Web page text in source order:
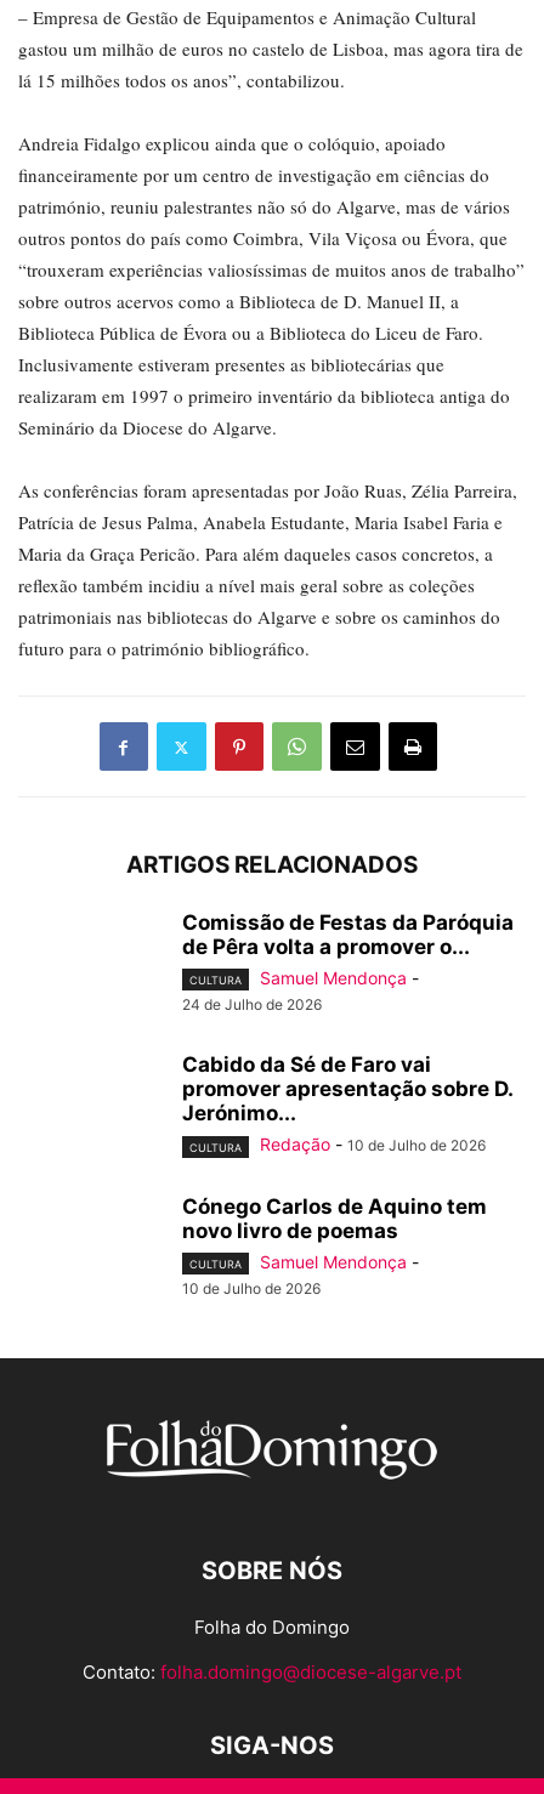
– Empresa de Gestão de Equipamentos e Animação Cultural
gastou um milhão de euros no castelo de Lisboa, mas agora tira de
lá 15 milhões todos os anos”, contabilizou.
Andreia Fidalgo explicou ainda que o colóquio, apoiado
financeiramente por um centro de investigação em ciências do
património, reuniu palestrantes não só do Algarve, mas de vários
outros pontos do país como Coimbra, Vila Viçosa ou Évora, que
“trouxeram experiências valiosíssimas de muitos anos de trabalho”
sobre outros acervos como a Biblioteca de D. Manuel II, a
Biblioteca Pública de Évora ou a Biblioteca do Liceu de Faro.
Inclusivamente estiveram presentes as bibliotecárias que
realizaram em 1997 o primeiro inventário da biblioteca antiga do
Seminário da Diocese do Algarve.
As conferências foram apresentadas por João Ruas, Zélia Parreira,
Patrícia de Jesus Palma, Anabela Estudante, Maria Isabel Faria e
Maria da Graça Pericão. Para além daqueles casos concretos, a
reflexão também incidiu a nível mais geral sobre as coleções
patrimoniais nas bibliotecas do Algarve e sobre os caminhos do
futuro para o património bibliográfico.
ARTIGOS RELACIONADOS
Comissão de Festas da Paróquia
de Pêra volta a promover o...
CULTURA Samuel Mendonça -
24 de Julho de 2026
Cabido da Sé de Faro vai
promover apresentação sobre D.
Jerónimo...
CULTURA Redação - 10 de Julho de 2026
Cónego Carlos de Aquino tem
novo livro de poemas
CULTURA Samuel Mendonça -
10 de Julho de 2026
SOBRE NÓS
Folha do Domingo
Contato: folha.domingo@diocese-algarve.pt
SIGA-NOS